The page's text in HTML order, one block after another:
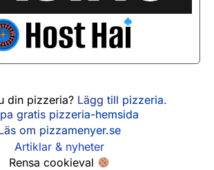
din pizzeria? Lägg till pizzeria.
gratis pizzeria-hemsida
om pizzamenyer.se
Artiklar & nyheter
Rensa cookieval